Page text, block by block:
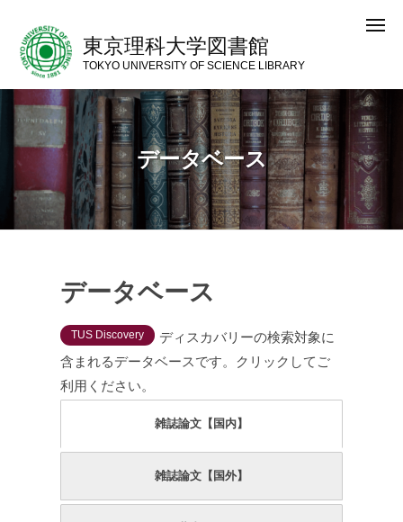
メ
プ
東京理科大学図書館
TOKYO UNIVERSITY OF SCIENCE LIBRARY
データベース
2024.05.02by
exmedia
TUS Discovery
ディスカバリーの検索対象に
含まれるデータベースです。クリックしてご
利用ください。
データベース
雑誌論文【国内】
雑誌論文【国外】